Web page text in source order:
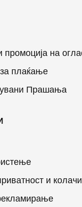
на
плаќање
Прашања
и